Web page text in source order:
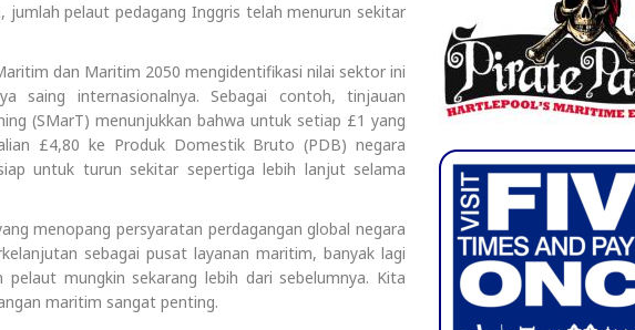
jumlah pelaut pedagang Inggris telah menurun sekitar
dan Maritim 2050 mengidentifikasi nilai sektor ini
saing internasionalnya. Sebagai contoh, tinjauan
(SMarT) menunjukkan bahwa untuk setiap £1 yang
£4,80 ke Produk Domestik Bruto (PDB) negara
untuk turun sekitar sepertiga lebih lanjut selama
menopang persyaratan perdagangan global negara
sebagai pusat layanan maritim, banyak lagi
mungkin sekarang lebih dari sebelumnya. Kita
maritim sangat penting.